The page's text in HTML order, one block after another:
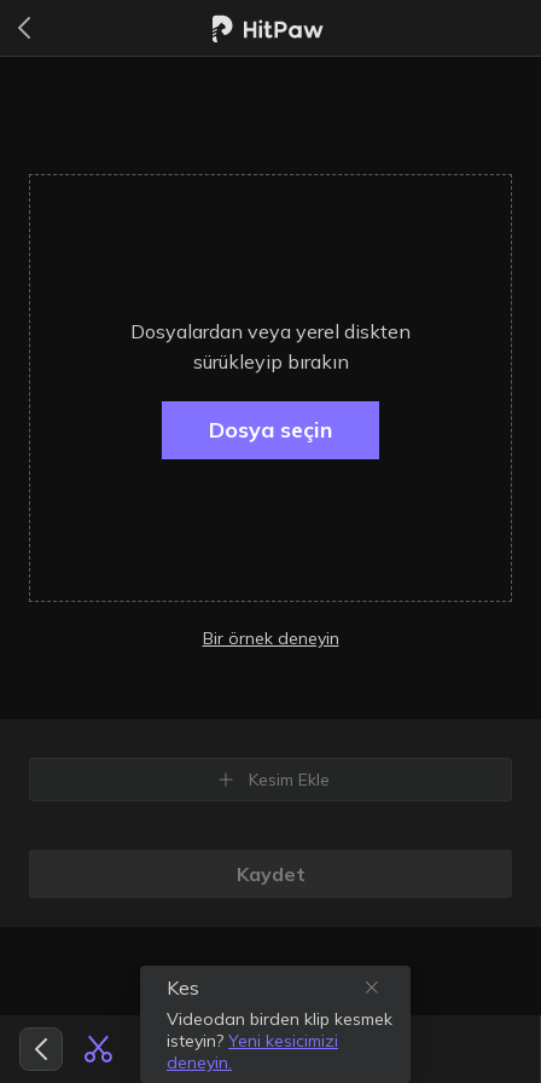
Dosyalardan veya yerel diskten
sürükleyip bırakın
Dosya seçin
Bir örnek deneyin
Kesim Ekle
Kaydet
Kes
Videodan birden klip kesmek
isteyin? Yeni kesicimizi
deneyin.